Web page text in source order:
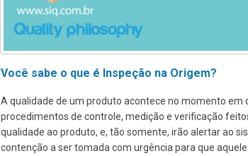
Você sabe o que é Inspeção na Origem?
A qualidade de um produto acontece no momento em
procedimentos de controle, medição e verificação
qualidade ao produto, e, tão somente, irão alertar ao
contenção a ser tomada com urgência para que aquele